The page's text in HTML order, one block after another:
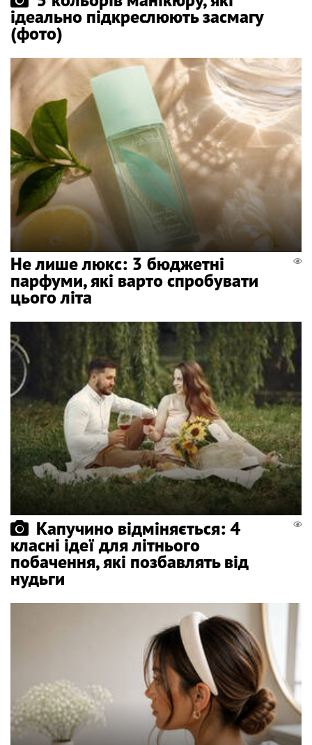
ідеально підкреслюють засмагу
(фото)
Не лише люкс: 3 бюджетні
парфуми, які варто спробувати
цього літа
Капучино відміняється: 4
класні ідеї для літнього
побачення, які позбавлять від
нудьги